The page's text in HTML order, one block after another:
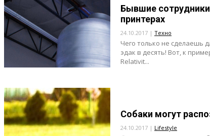
Бывшие сотрудники
принтерах
24.10.2017 | Техно
Чего только не сделаешь
эдак в десять! Вот, к
Relativit...
Собаки могут
24.10.2017 | Lifestyle